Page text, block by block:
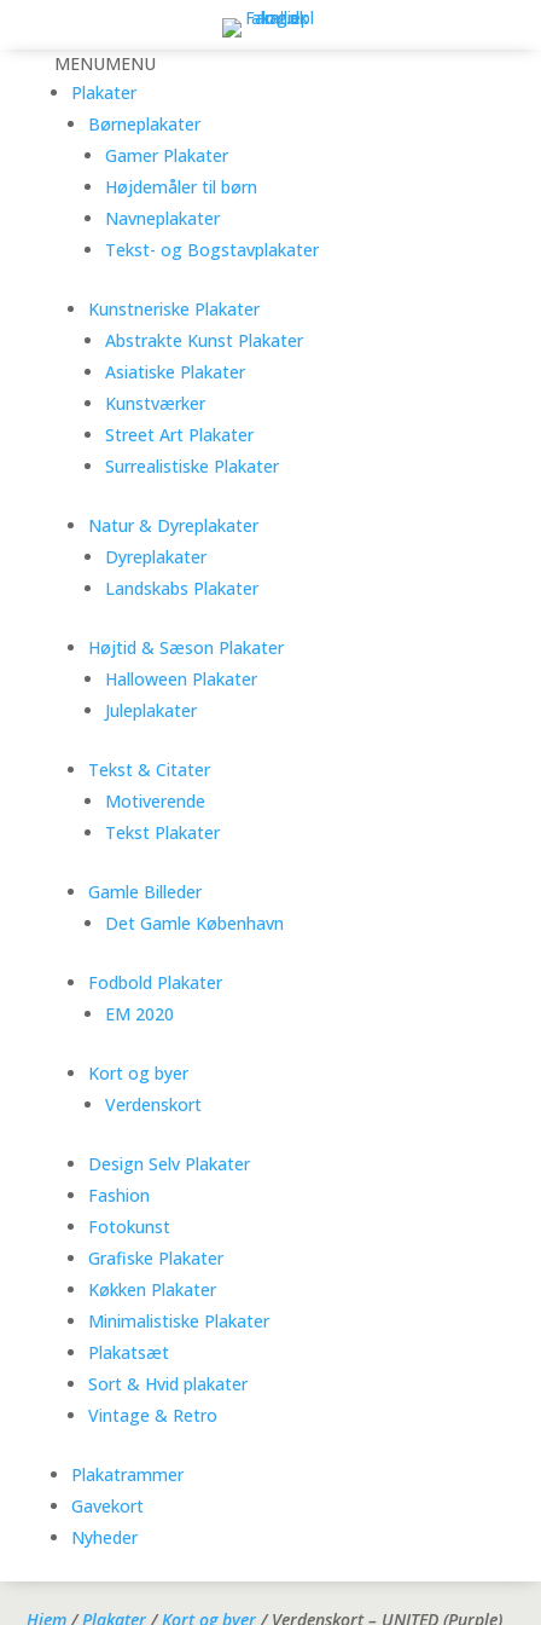
MENUMENU
Plakater
Børneplakater
Gamer Plakater
Højdemåler til børn
Navneplakater
Tekst- og Bogstavplakater
Kunstneriske Plakater
Abstrakte Kunst Plakater
Asiatiske Plakater
Kunstværker
Street Art Plakater
Surrealistiske Plakater
Natur & Dyreplakater
Dyreplakater
Landskabs Plakater
Højtid & Sæson Plakater
Halloween Plakater
Juleplakater
Tekst & Citater
Motiverende
Tekst Plakater
Gamle Billeder
Det Gamle København
Fodbold Plakater
EM 2020
Kort og byer
Verdenskort
Design Selv Plakater
Fashion
Fotokunst
Grafiske Plakater
Køkken Plakater
Minimalistiske Plakater
Plakatsæt
Sort & Hvid plakater
Vintage & Retro
Plakatrammer
Gavekort
Nyheder
Hjem /Plakater /Kort og byer / Verdenskort – UNITED (Purple)